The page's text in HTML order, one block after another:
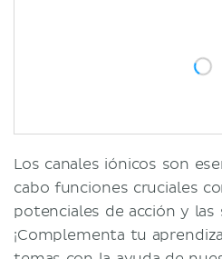
Los canales iónicos son
cabo funciones cruciales
potenciales de acción y las
¡Complementa tu